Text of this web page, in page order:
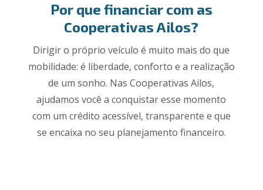
Por que financiar com as
Cooperativas Ailos?
Dirigir o próprio veículo é muito mais do que
mobilidade: é liberdade, conforto e a realização
de um sonho. Nas Cooperativas Ailos,
ajudamos você a conquistar esse momento
com um crédito acessível, transparente e que
se encaixa no seu planejamento financeiro.